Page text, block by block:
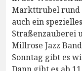
Markttrubel rund
auch ein
Straßenzauberei
Millrose Jazz
Sonntag gibt es
Dann gibt es ab